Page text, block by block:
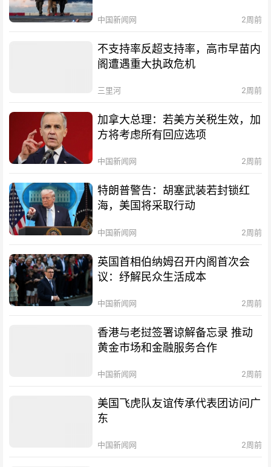
中国新闻网 2周前
不支持率反超支持率，高市早苗内
阁遭遇重大执政危机
三里河 2周前
加拿大总理：若美方关税生效，加
方将考虑所有回应选项
中国新闻网 2周前
特朗普警告：胡塞武装若封锁红
海，美国将采取行动
中国新闻网 2周前
英国首相伯纳姆召开内阁首次会
议：纾解民众生活成本
中国新闻网 2周前
香港与老挝签署谅解备忘录 推动
黄金市场和金融服务合作
中国新闻网 2周前
美国飞虎队友谊传承代表团访问广
东
中国新闻网 2周前